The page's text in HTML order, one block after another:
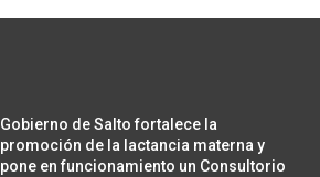
Gobierno de Salto fortalece la
promoción de la lactancia materna y
pone en funcionamiento un Consultorio